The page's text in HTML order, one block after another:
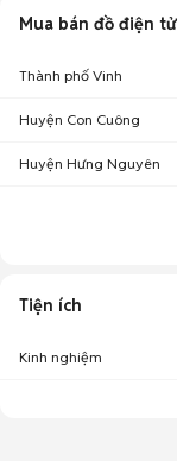
Mua bán đồ điện tử
Thành phố Vinh
Huyện Con Cuông
Huyện Hưng Nguyên
Tiện ích
Kinh nghiệm